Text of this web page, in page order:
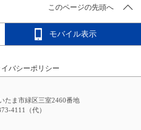
このページの先頭へ
モバイル表示
イバシーポリシー
ま市緑区三室2460番地
4111（代）